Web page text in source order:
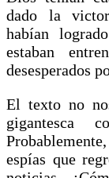
dado la
habían
estaban
desesperados
El texto no
gigantesca
espías que